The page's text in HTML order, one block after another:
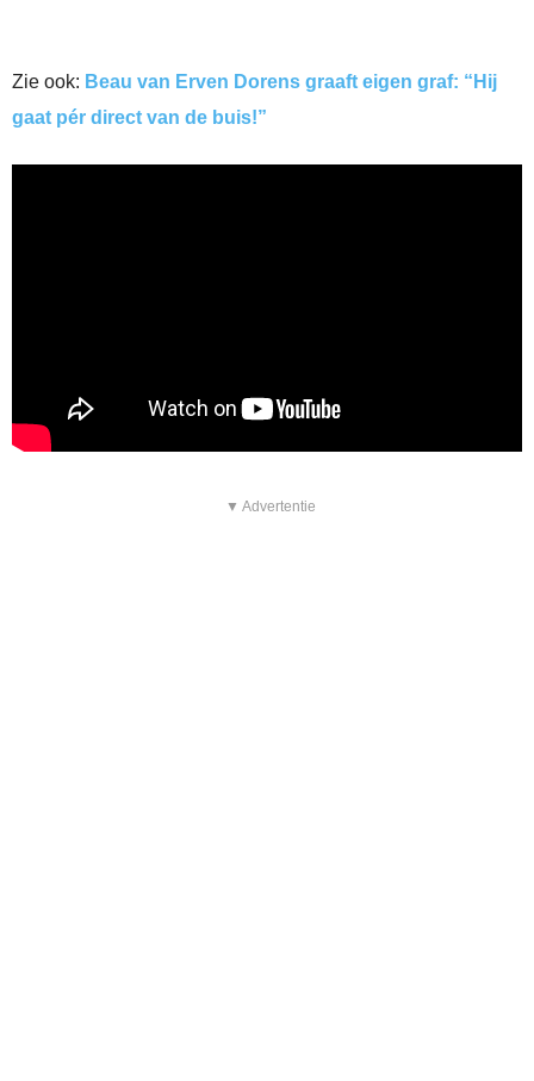
Zie ook: Beau van Erven Dorens graaft eigen graf: “Hij
gaat pér direct van de buis!”
▼ Advertentie